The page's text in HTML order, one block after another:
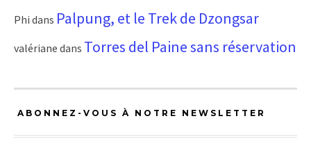
Phi dans Palpung, et le Trek de Dzongsar
valériane dans Torres del Paine sans réservation
ABONNEZ-VOUS À NOTRE NEWSLETTER